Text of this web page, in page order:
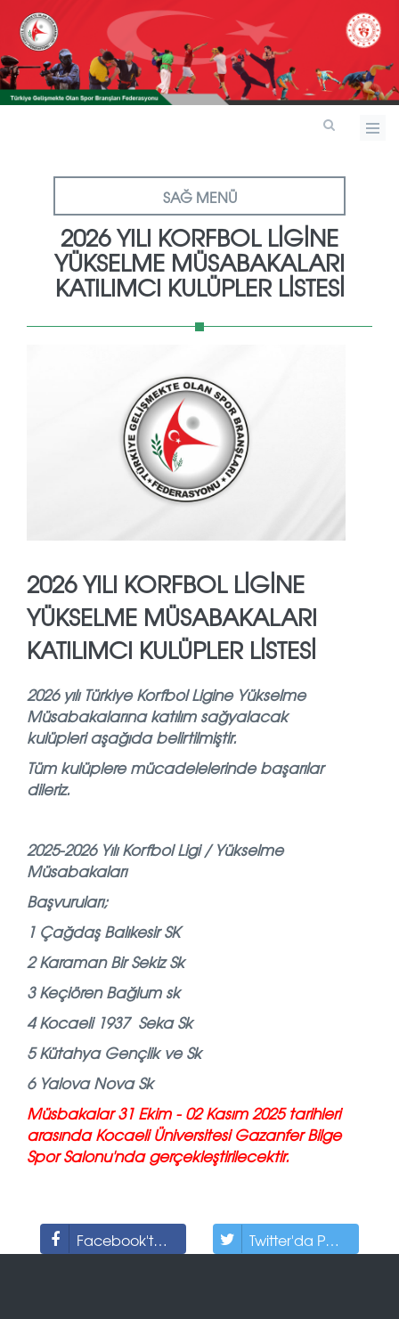
SAĞ MENÜ
2026 YILI KORFBOL LİGİNE
YÜKSELME MÜSABAKALARI
KATILIMCI KULÜPLER LİSTESİ
2026 YILI KORFBOL LİGİNE
YÜKSELME MÜSABAKALARI
KATILIMCI KULÜPLER LİSTESİ
2026 yılı Türkiye Korfbol Ligine Yükselme
Müsabakalarına katılım sağyalacak
kulüpleri aşağıda belirtilmiştir.
Tüm kulüplere mücadelelerinde başarılar
dileriz.
2025-2026 Yılı Korfbol Ligi / Yükselme
Müsabakaları
Başvuruları;
1 Çağdaş Balıkesir SK
2 Karaman Bir Sekiz Sk
3 Keçiören Bağlum sk
4 Kocaeli 1937 Seka Sk
5 Kütahya Gençlik ve Sk
6 Yalova Nova Sk
Müsbakalar 31 Ekim - 02 Kasım 2025 tarihleri
arasında Kocaeli Üniversitesi Gazanfer Bilge
Spor Salonu'nda gerçekleştirilecektir.
Facebook'ta Paylaş Twitter'da Paylaş